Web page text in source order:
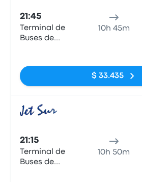
21:45
Terminal de
Buses de
10h 45m
$ 33.435
21:15
Terminal de
Buses de
10h 50m